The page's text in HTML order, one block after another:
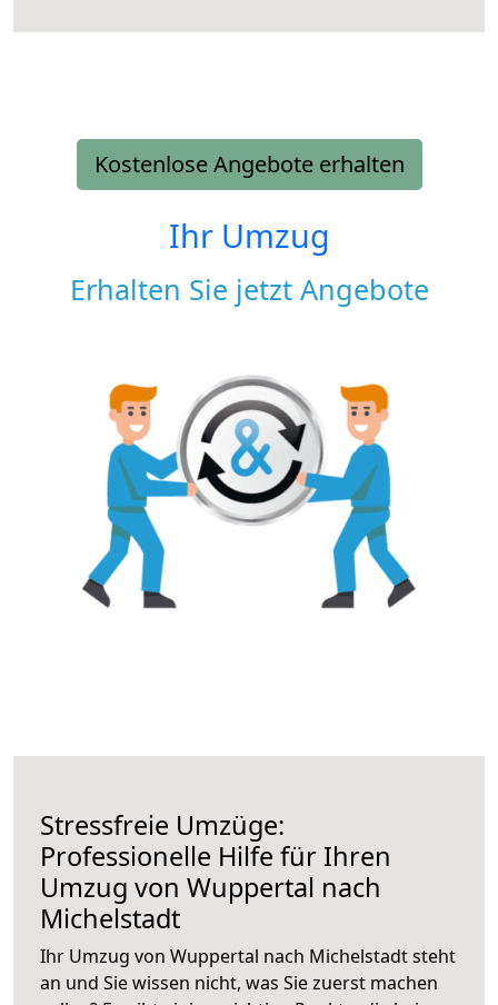
Kostenlose Angebote erhalten
Ihr Umzug
Erhalten Sie jetzt Angebote
Stressfreie Umzüge:
Professionelle Hilfe für Ihren
Umzug von Wuppertal nach
Michelstadt
Ihr Umzug von Wuppertal nach Michelstadt steht
an und Sie wissen nicht, was Sie zuerst machen